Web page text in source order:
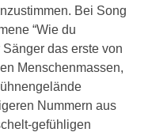
Bei Song
“Wie du
das erste von
Menschenmassen,
Nummern aus
gefühligen